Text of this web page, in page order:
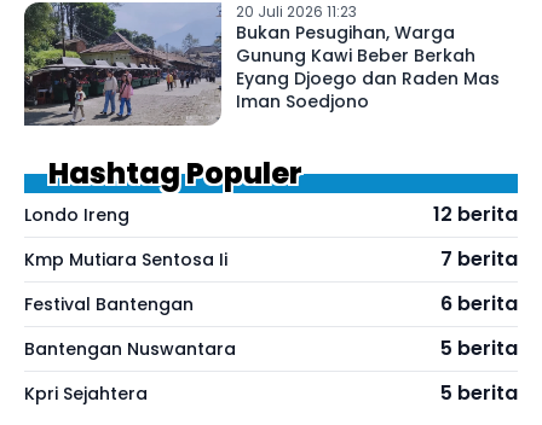
20 Juli 2026 11:23
Bukan Pesugihan, Warga
Gunung Kawi Beber Berkah
Eyang Djoego dan Raden Mas
Iman Soedjono
Hashtag Populer
Londo Ireng 12 berita
Kmp Mutiara Sentosa Ii 7 berita
Festival Bantengan 6 berita
Bantengan Nuswantara 5 berita
Kpri Sejahtera 5 berita